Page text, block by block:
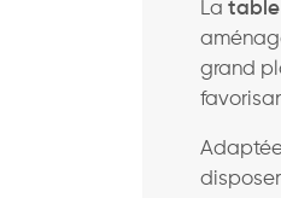
La table
grand